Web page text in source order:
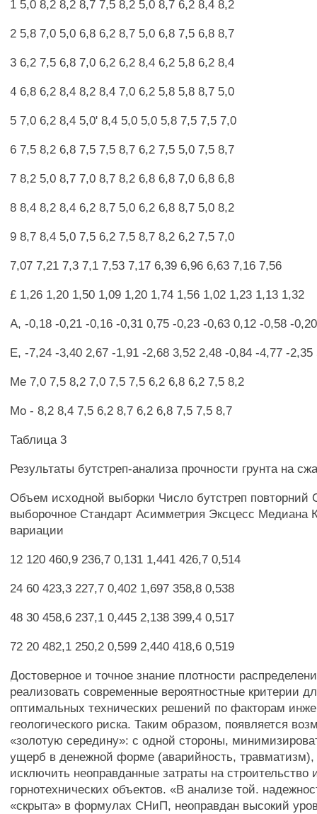
1 5,0 8,2 8,2 8,7 7,5 8,2 5,0 8,7 6,2 8,4 8,2
2 5,8 7,0 5,0 6,8 6,2 8,7 5,0 6,8 7,5 6,8 8,7
3 6,2 7,5 6,8 7,0 6,2 6,2 8,4 6,2 5,8 6,2 8,4
4 6,8 6,2 8,4 8,2 8,4 7,0 6,2 5,8 5,8 8,7 5,0
5 7,0 6,2 8,4 5,0' 8,4 5,0 5,0 5,8 7,5 7,5 7,0
6 7,5 8,2 6,8 7,5 7,5 8,7 6,2 7,5 5,0 7,5 8,7
7 8,2 5,0 8,7 7,0 8,7 8,2 6,8 6,8 7,0 6,8 6,8
8 8,4 8,2 8,4 6,2 8,7 5,0 6,2 6,8 8,7 5,0 8,2
9 8,7 8,4 5,0 7,5 6,2 7,5 8,7 8,2 6,2 7,5 7,0
7,07 7,21 7,3 7,1 7,53 7,17 6,39 6,96 6,63 7,16 7,56
£ 1,26 1,20 1,50 1,09 1,20 1,74 1,56 1,02 1,23 1,13 1,32
А, -0,18 -0,21 -0,16 -0,31 0,75 -0,23 -0,63 0,12 -0,58 -
Е, -7,24 -3,40 2,67 -1,91 -2,68 3,52 2,48 -0,84 -4,77 -2,35
Ме 7,0 7,5 8,2 7,0 7,5 7,5 6,2 6,8 6,2 7,5 8,2
Мо - 8,2 8,4 7,5 6,2 8,7 6,2 6,8 7,5 7,5 8,7
Таблица 3
Результаты бутстреп-анализа прочности грунта на
Объем исходной выборки Число бутстреп повторний
выборочное Стандарт Асимметрия Эксцесс Медиана
вариации
12 120 460,9 236,7 0,131 1,441 426,7 0,514
24 60 423,3 227,7 0,402 1,697 358,8 0,538
48 30 458,6 237,1 0,445 2,138 399,4 0,517
72 20 482,1 250,2 0,599 2,440 418,6 0,519
Достоверное и точное знание плотности
реализовать современные вероятностные критерии
оптимальных технических решений по факторам
геологического риска. Таким образом, появляется
«золотую середину»: с одной стороны,
ущерб в денежной форме (аварийность, травматизм),
исключить неоправданные затраты на строительство
горнотехнических объектов. «В анализе той.
«скрыта» в формулах СНиП, неоправдан высокий